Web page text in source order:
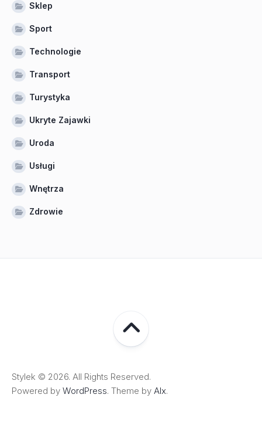
Sklep
Sport
Technologie
Transport
Turystyka
Ukryte Zajawki
Uroda
Usługi
Wnętrza
Zdrowie
Stylek © 2026. All Rights Reserved.
Powered by WordPress. Theme by Alx.